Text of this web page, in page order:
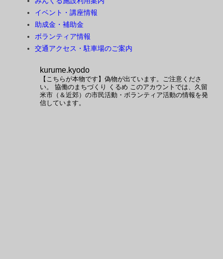
イベント・講座情報
助成金・補助金
ボランティア情報
交通アクセス・駐車場のご案内
kurume.kyodo
【こちらが本物です】偽物が出ています。ご注意くださ
い。
協働のまちづくり くるめ このアカウントでは、久留
米市（＆近郊）の市民活動・ボランティア活動の情報を発
信しています。